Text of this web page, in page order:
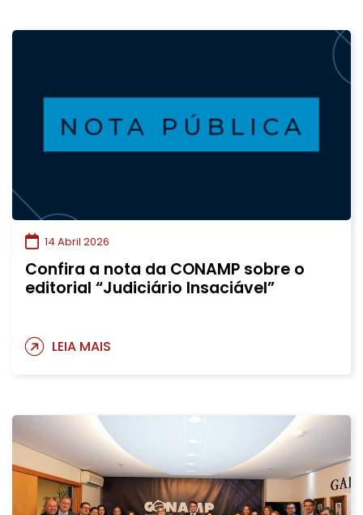
14 Abril 2026
Confira a nota da CONAMP sobre o
editorial “Judiciário Insaciável”
LEIA MAIS